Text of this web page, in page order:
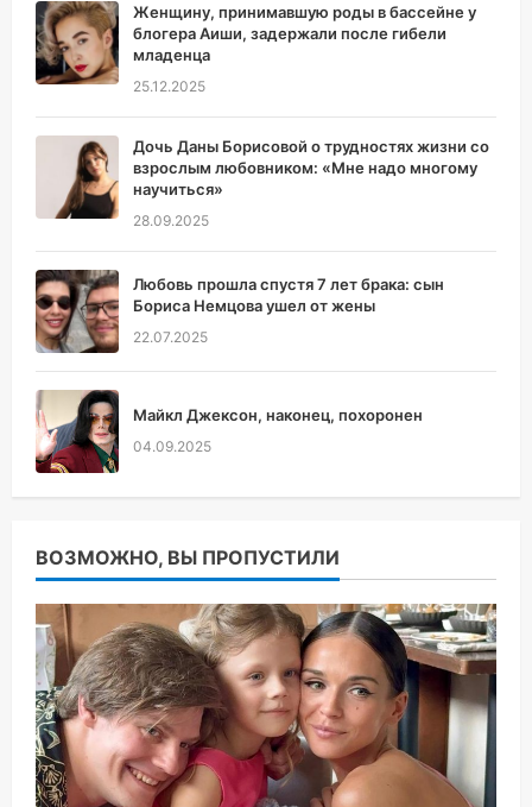
Женщину, принимавшую роды в бассейне у
блогера Аиши, задержали после гибели
младенца
25.12.2025
Дочь Даны Борисовой о трудностях жизни со
взрослым любовником: «Мне надо многому
научиться»
28.09.2025
Любовь прошла спустя 7 лет брака: сын
Бориса Немцова ушел от жены
22.07.2025
Майкл Джексон, наконец, похоронен
04.09.2025
ВОЗМОЖНО, ВЫ ПРОПУСТИЛИ